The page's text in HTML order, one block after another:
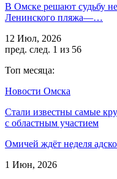
В Омске решают судьбу
Ленинского пляжа—…
12 Июл, 2026
пред. след. 1 из 56
Топ месяца:
Новости Омска
Стали известны самые
с областным участием
Омичей ждёт неделя
1 Июн, 2026